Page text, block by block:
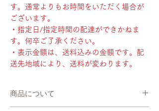
す。通常よりもお時間をいただく場合が
ございます。
・指定日/指定時間の配達ができかねま
す。何卒ご了承ください。
・表示金額は、送料込みの金額です。配
送先地域により、送料が変わります。
商品について